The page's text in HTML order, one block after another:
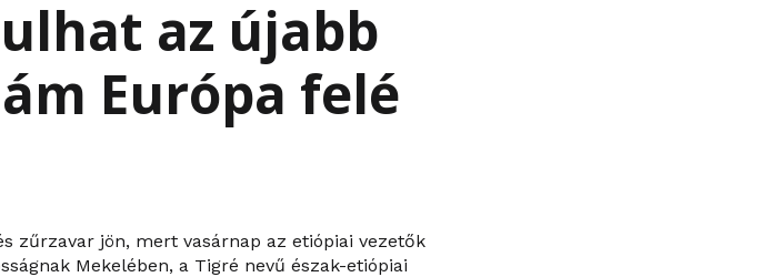
az újabb
Európa felé
zűrzavar jön, mert vasárnap az etiópiai vezetők
Mekelében, a Tigré nevű észak-etiópiai